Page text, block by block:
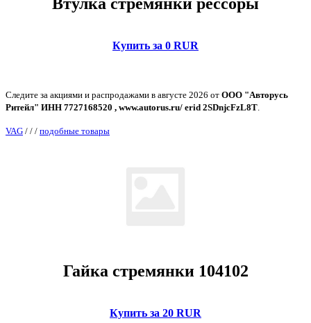
Купить за 0 RUR
Следите за акциями и распродажами в августе 2026 от ООО "Авторусь
Ритейл" ИНН 7727168520 , www.autorus.ru/ erid 2SDnjcFzL8T
VAG / / / подобные товары
Гайка стремянки 104102
Купить за 20 RUR